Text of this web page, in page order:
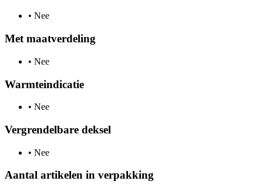
• Nee
Met maatverdeling
• Nee
Warmteindicatie
• Nee
Vergrendelbare deksel
• Nee
Aantal artikelen in verpakking